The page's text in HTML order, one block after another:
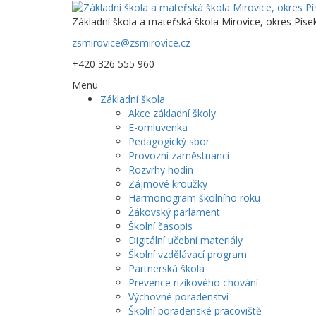
Základní škola a mateřská škola Mirovice, okres
zsmirovice@zsmirovice.cz
+420 326 555 960
Menu
Základní škola
Akce základní školy
E-omluvenka
Pedagogický sbor
Provozní zaměstnanci
Rozvrhy hodin
Zájmové kroužky
Harmonogram školního roku
Žákovský parlament
Školní časopis
Digitální učební materiály
Školní vzdělávací program
Partnerská škola
Prevence rizikového chování
Výchovné poradenství
Školní poradenské pracoviště